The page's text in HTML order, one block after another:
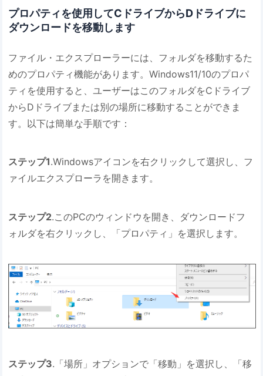
プロパティを使用してCドライブからDドライブに
ダウンロードを移動します
ファイル・エクスプローラーには、フォルダを移動するた
めのプロパティ機能があります。Windows11/10のプロパ
ティを使用すると、ユーザーはこのフォルダをCドライブ
からDドライブまたは別の場所に移動することができま
す。以下は簡単な手順です：
ステップ1.Windowsアイコンを右クリックして選択し、フ
ァイルエクスプローラを開きます。
ステップ2.このPCのウィンドウを開き、ダウンロードフ
ォルダを右クリックし、「プロパティ」を選択します。
ステップ3.「場所」オプションで「移動」を選択し、「移